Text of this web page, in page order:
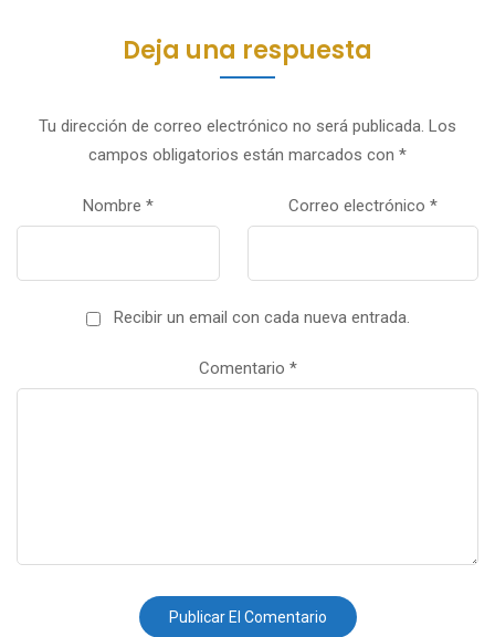
Deja una respuesta
Tu dirección de correo electrónico no será publicada. Los
campos obligatorios están marcados con *
Nombre * Correo electrónico *
Recibir un email con cada nueva entrada.
Comentario *